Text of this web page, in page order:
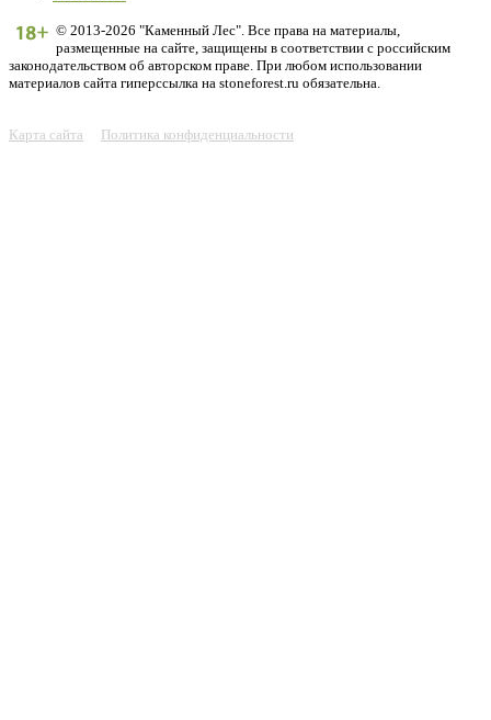
© 2013-2026 "Каменный Лес". Все права на материалы,
размещенные на сайте, защищены в соответствии с российским
законодательством об авторском праве. При любом использовании
материалов сайта гиперссылка на stoneforest.ru обязательна.
Карта сайта Политика конфиденциальности